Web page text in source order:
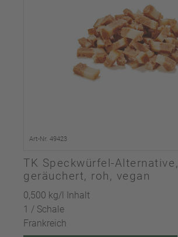
Art-Nr. 49423
TK Speckwürfel-Alternative,
geräuchert, roh, vegan
0,500 kg/l Inhalt
1 / Schale
Frankreich